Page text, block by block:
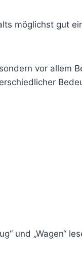
möglichst gut
vor allem
und „Wagen“